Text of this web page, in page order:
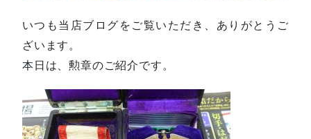
いつも当店ブログをご覧いただき、ありがとうご
ざいます。
本日は、勲章のご紹介です。